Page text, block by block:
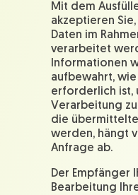
Mit dem
akzeptieren
Daten im
verarbeitet
Informationen
aufbewahrt,
erforderlich ist,
Verarbeitung
die
werden, hängt
Anfrage ab.
Der Empfänger
Bearbeitung